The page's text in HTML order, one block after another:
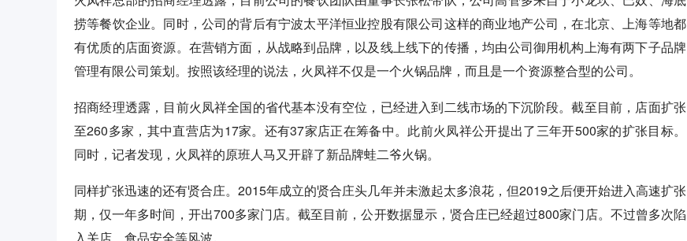
捞等餐饮企业。同时，公司的背后有宁波太平洋恒业控股有限公司这样的商业地产公司，在北京、上海等地都
有优质的店面资源。在营销方面，从战略到品牌，以及线上线下的传播，均由公司御用机构上海有两下子品牌
管理有限公司策划。按照该经理的说法，火凤祥不仅是一个火锅品牌，而且是一个资源整合型的公司。
招商经理透露，目前火凤祥全国的省代基本没有空位，已经进入到二线市场的下沉阶段。截至目前，店面扩张
至260多家，其中直营店为17家。还有37家店正在筹备中。此前火凤祥公开提出了三年开500家的扩张目标。
同时，记者发现，火凤祥的原班人马又开辟了新品牌蛙二爷火锅。
同样扩张迅速的还有贤合庄。2015年成立的贤合庄头几年并未激起太多浪花，但2019之后便开始进入高速扩张
期，仅一年多时间，开出700多家门店。截至目前，公开数据显示，贤合庄已经超过800家门店。不过曾多次陷